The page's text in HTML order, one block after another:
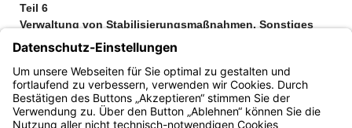
Teil 6
Verwaltung von Stabilisierungsmaßnahmen, Sonstiges
24. Verwaltung von Stabilisierungsmaßnahmen
25. Dokumentation, Berichterstattung
26. Inkrafttreten